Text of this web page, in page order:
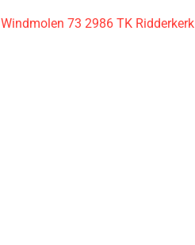
Windmolen 73 2986 TK Ridderkerk